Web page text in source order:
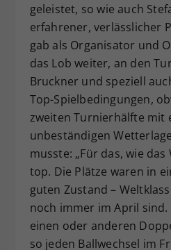
geleistet, so wie auch
erfahrener, verlässlicher
gab als Organisator und
das Lob weiter, an den
Bruckner und speziell
Top-Spielbedingungen,
zweiten Turnierhälfte mit
unbeständigen
musste: „Für das, wie
top. Die Plätze waren in
guten Zustand –
noch immer im April
einen oder anderen
so jeden Ballwechsel im